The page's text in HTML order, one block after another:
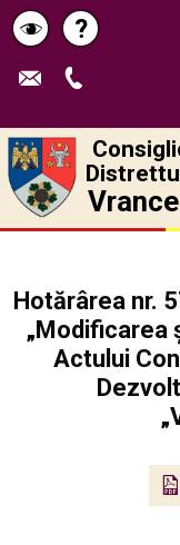
Schimbă
contrastul
Pagina
de
?
Hotărârea nr.
„Modificarea
Actului